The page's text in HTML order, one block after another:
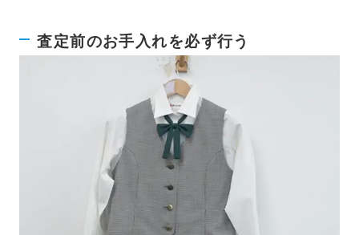
査定前のお手入れを必ず行う